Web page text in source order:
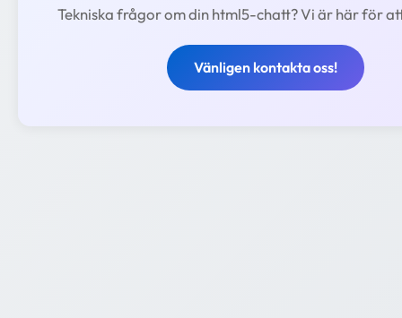
Tekniska frågor om din html5-chatt? Vi är här för
Vänligen kontakta oss!